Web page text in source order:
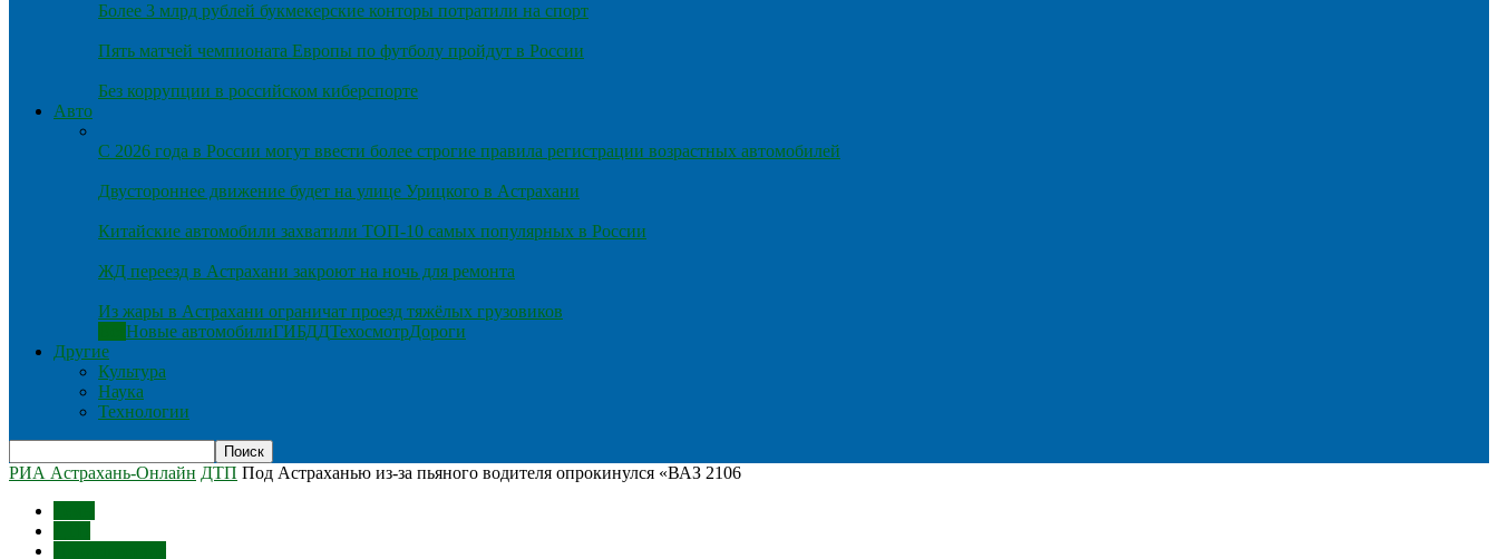
Более 3 млрд рублей букмекерские конторы потратили на спорт
Пять матчей чемпионата Европы по футболу пройдут в России
Без коррупции в российском киберспорте
Авто
С 2026 года в России могут ввести более строгие правила регистрации возрастных автомобилей
Двустороннее движение будет на улице Урицкого в Астрахани
Китайские автомобили захватили ТОП-10 самых популярных в России
ЖД переезд в Астрахани закроют на ночь для ремонта
Из жары в Астрахани ограничат проезд тяжёлых грузовиков
Новые автомобилиГИБДДТехосмотрДороги
Другие
Культура
Наука
Технологии
РИА Астрахань-Онлайн ДТП Под Астраханью из-за пьяного водителя опрокинулся «ВАЗ 2106